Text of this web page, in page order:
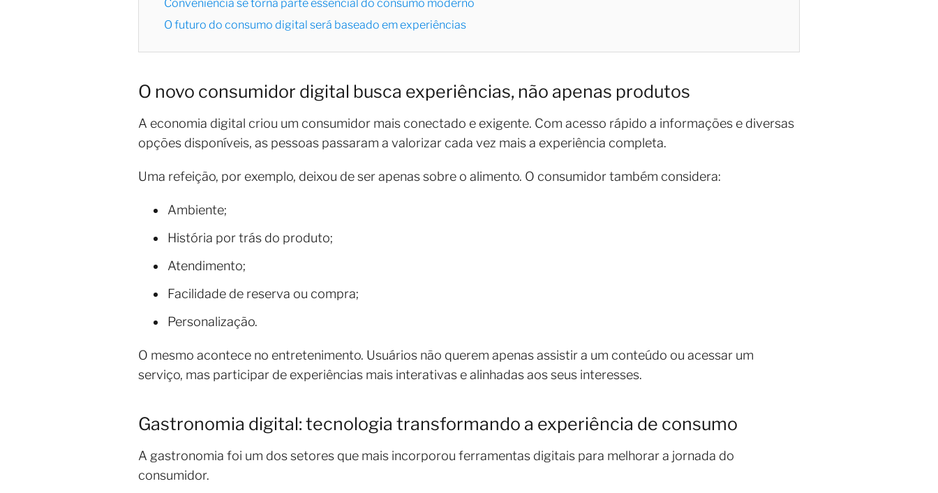
Conveniência se torna parte essencial do consumo moderno
O futuro do consumo digital será baseado em experiências
O novo consumidor digital busca experiências, não apenas produtos
A economia digital criou um consumidor mais conectado e exigente. Com acesso rápido a informações e diversas
opções disponíveis, as pessoas passaram a valorizar cada vez mais a experiência completa.
Uma refeição, por exemplo, deixou de ser apenas sobre o alimento. O consumidor também considera:
Ambiente;
História por trás do produto;
Atendimento;
Facilidade de reserva ou compra;
Personalização.
O mesmo acontece no entretenimento. Usuários não querem apenas assistir a um conteúdo ou acessar um
serviço, mas participar de experiências mais interativas e alinhadas aos seus interesses.
Gastronomia digital: tecnologia transformando a experiência de consumo
A gastronomia foi um dos setores que mais incorporou ferramentas digitais para melhorar a jornada do
consumidor.